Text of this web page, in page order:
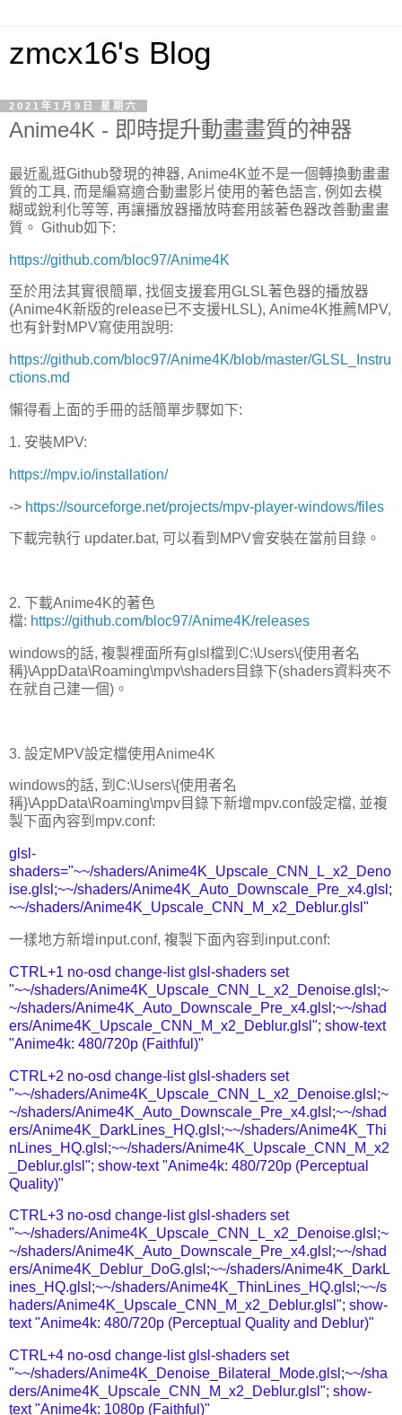
zmcx16's Blog
2021年1月9日 星期六
Anime4K - 即時提升動畫畫質的神器
最近亂逛Github發現的神器, Anime4K並不是一個轉換動畫畫
質的工具, 而是編寫適合動畫影片使用的著色語言, 例如去模
糊或銳利化等等, 再讓播放器播放時套用該著色器改善動畫畫
質。 Github如下:
https://github.com/bloc97/Anime4K
至於用法其實很簡單, 找個支援套用GLSL著色器的播放器
(Anime4K新版的release已不支援HLSL), Anime4K推薦MPV,
也有針對MPV寫使用說明:
https://github.com/bloc97/Anime4K/blob/master/GLSL_Instru
ctions.md
懶得看上面的手冊的話簡單步驟如下:
1. 安裝MPV:
https://mpv.io/installation/
-> https://sourceforge.net/projects/mpv-player-windows/files
下載完執行 updater.bat, 可以看到MPV會安裝在當前目錄。
2. 下載Anime4K的著色
檔: https://github.com/bloc97/Anime4K/releases
windows的話, 複製裡面所有glsl檔到C:\Users\{使用者名
稱}\AppData\Roaming\mpv\shaders目錄下(shaders資料夾不
在就自己建一個)。
3. 設定MPV設定檔使用Anime4K
windows的話, 到C:\Users\{使用者名
稱}\AppData\Roaming\mpv目錄下新增mpv.conf設定檔, 並複
製下面內容到mpv.conf:
glsl-
shaders="~~/shaders/Anime4K_Upscale_CNN_L_x2_Deno
ise.glsl;~~/shaders/Anime4K_Auto_Downscale_Pre_x4.glsl;
~~/shaders/Anime4K_Upscale_CNN_M_x2_Deblur.glsl"
一樣地方新增input.conf, 複製下面內容到input.conf:
CTRL+1 no-osd change-list glsl-shaders set
"~~/shaders/Anime4K_Upscale_CNN_L_x2_Denoise.glsl;~
~/shaders/Anime4K_Auto_Downscale_Pre_x4.glsl;~~/shad
ers/Anime4K_Upscale_CNN_M_x2_Deblur.glsl"; show-text
"Anime4k: 480/720p (Faithful)"
CTRL+2 no-osd change-list glsl-shaders set
"~~/shaders/Anime4K_Upscale_CNN_L_x2_Denoise.glsl;~
~/shaders/Anime4K_Auto_Downscale_Pre_x4.glsl;~~/shad
ers/Anime4K_DarkLines_HQ.glsl;~~/shaders/Anime4K_Thi
nLines_HQ.glsl;~~/shaders/Anime4K_Upscale_CNN_M_x2
_Deblur.glsl"; show-text "Anime4k: 480/720p (Perceptual
Quality)"
CTRL+3 no-osd change-list glsl-shaders set
"~~/shaders/Anime4K_Upscale_CNN_L_x2_Denoise.glsl;~
~/shaders/Anime4K_Auto_Downscale_Pre_x4.glsl;~~/shad
ers/Anime4K_Deblur_DoG.glsl;~~/shaders/Anime4K_DarkL
ines_HQ.glsl;~~/shaders/Anime4K_ThinLines_HQ.glsl;~~/s
haders/Anime4K_Upscale_CNN_M_x2_Deblur.glsl"; show-
text "Anime4k: 480/720p (Perceptual Quality and Deblur)"
CTRL+4 no-osd change-list glsl-shaders set
"~~/shaders/Anime4K_Denoise_Bilateral_Mode.glsl;~~/sha
ders/Anime4K_Upscale_CNN_M_x2_Deblur.glsl"; show-
text "Anime4k: 1080p (Faithful)"